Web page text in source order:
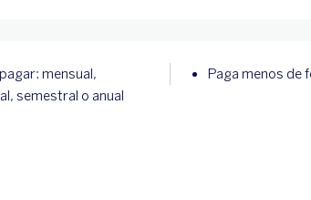
mensual,
semestral o anual
Paga menos de